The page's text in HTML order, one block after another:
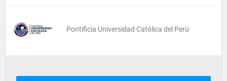
Pontificia Universidad Católica del Perú